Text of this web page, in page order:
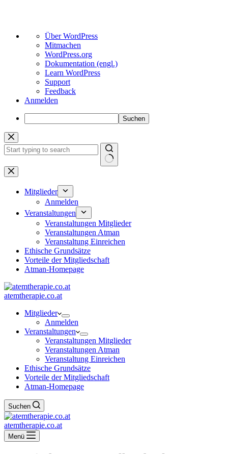
Über
WordPress
Über WordPress
Mitmachen
WordPress.org
Dokumentation (engl.)
Learn WordPress
Support
Feedback
Anmelden
Suchen
Zum
Inhalt
springen
Keine
Ergebnisse
Mitglieder
Anmelden
Veranstaltungen
Veranstaltungen Mitglieder
Veranstaltungen Atman
Veranstaltung Einreichen
Ethische Grundsätze
Vorteile der Mitgliedschaft
Atman-Homepage
atemtherapie.co.at
Mitglieder
Anmelden
Veranstaltungen
Veranstaltungen Mitglieder
Veranstaltungen Atman
Veranstaltung Einreichen
Ethische Grundsätze
Vorteile der Mitgliedschaft
Atman-Homepage
Suchen
atemtherapie.co.at
Menü